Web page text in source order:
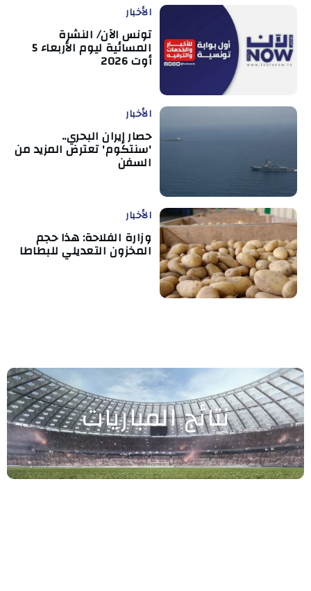
الأخبار
تونس الآن/ النشرة
المسائية ليوم الأربعاء 5
أوت 2026
الأخبار
حصار إيران البحري..
'سنتكوم' تعترض المزيد من
السفن
الأخبار
وزارة الفلاحة: هذا حجم
المخزون التعديلي للبطاطا
نتائج المباريات